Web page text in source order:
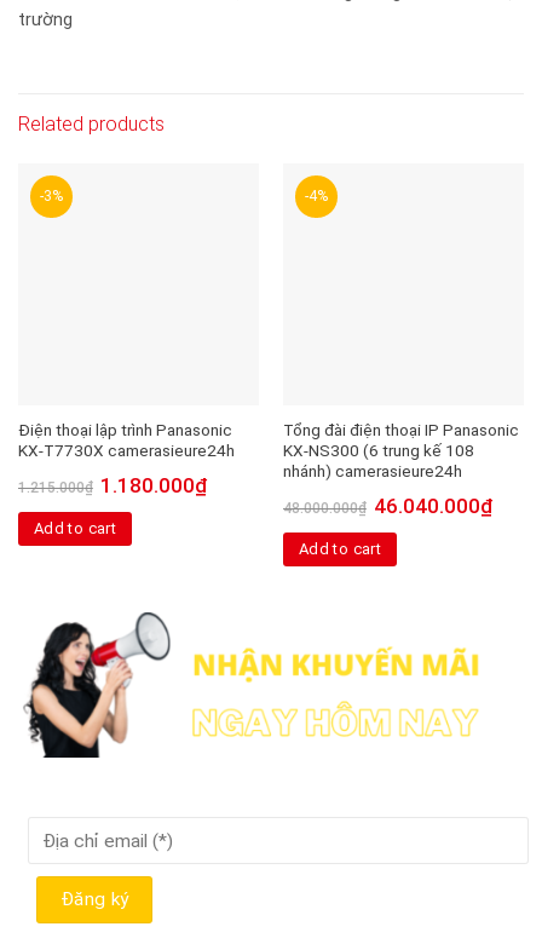
trường
Related products
-3%
Điện thoại lập trình Panasonic
KX-T7730X camerasieure24h
1.215.000₫ 1.180.000₫
Add to cart
-4%
Tổng đài điện thoại IP Panasonic
KX-NS300 (6 trung kế 108
nhánh) camerasieure24h
48.000.000₫ 46.040.000₫
Add to cart